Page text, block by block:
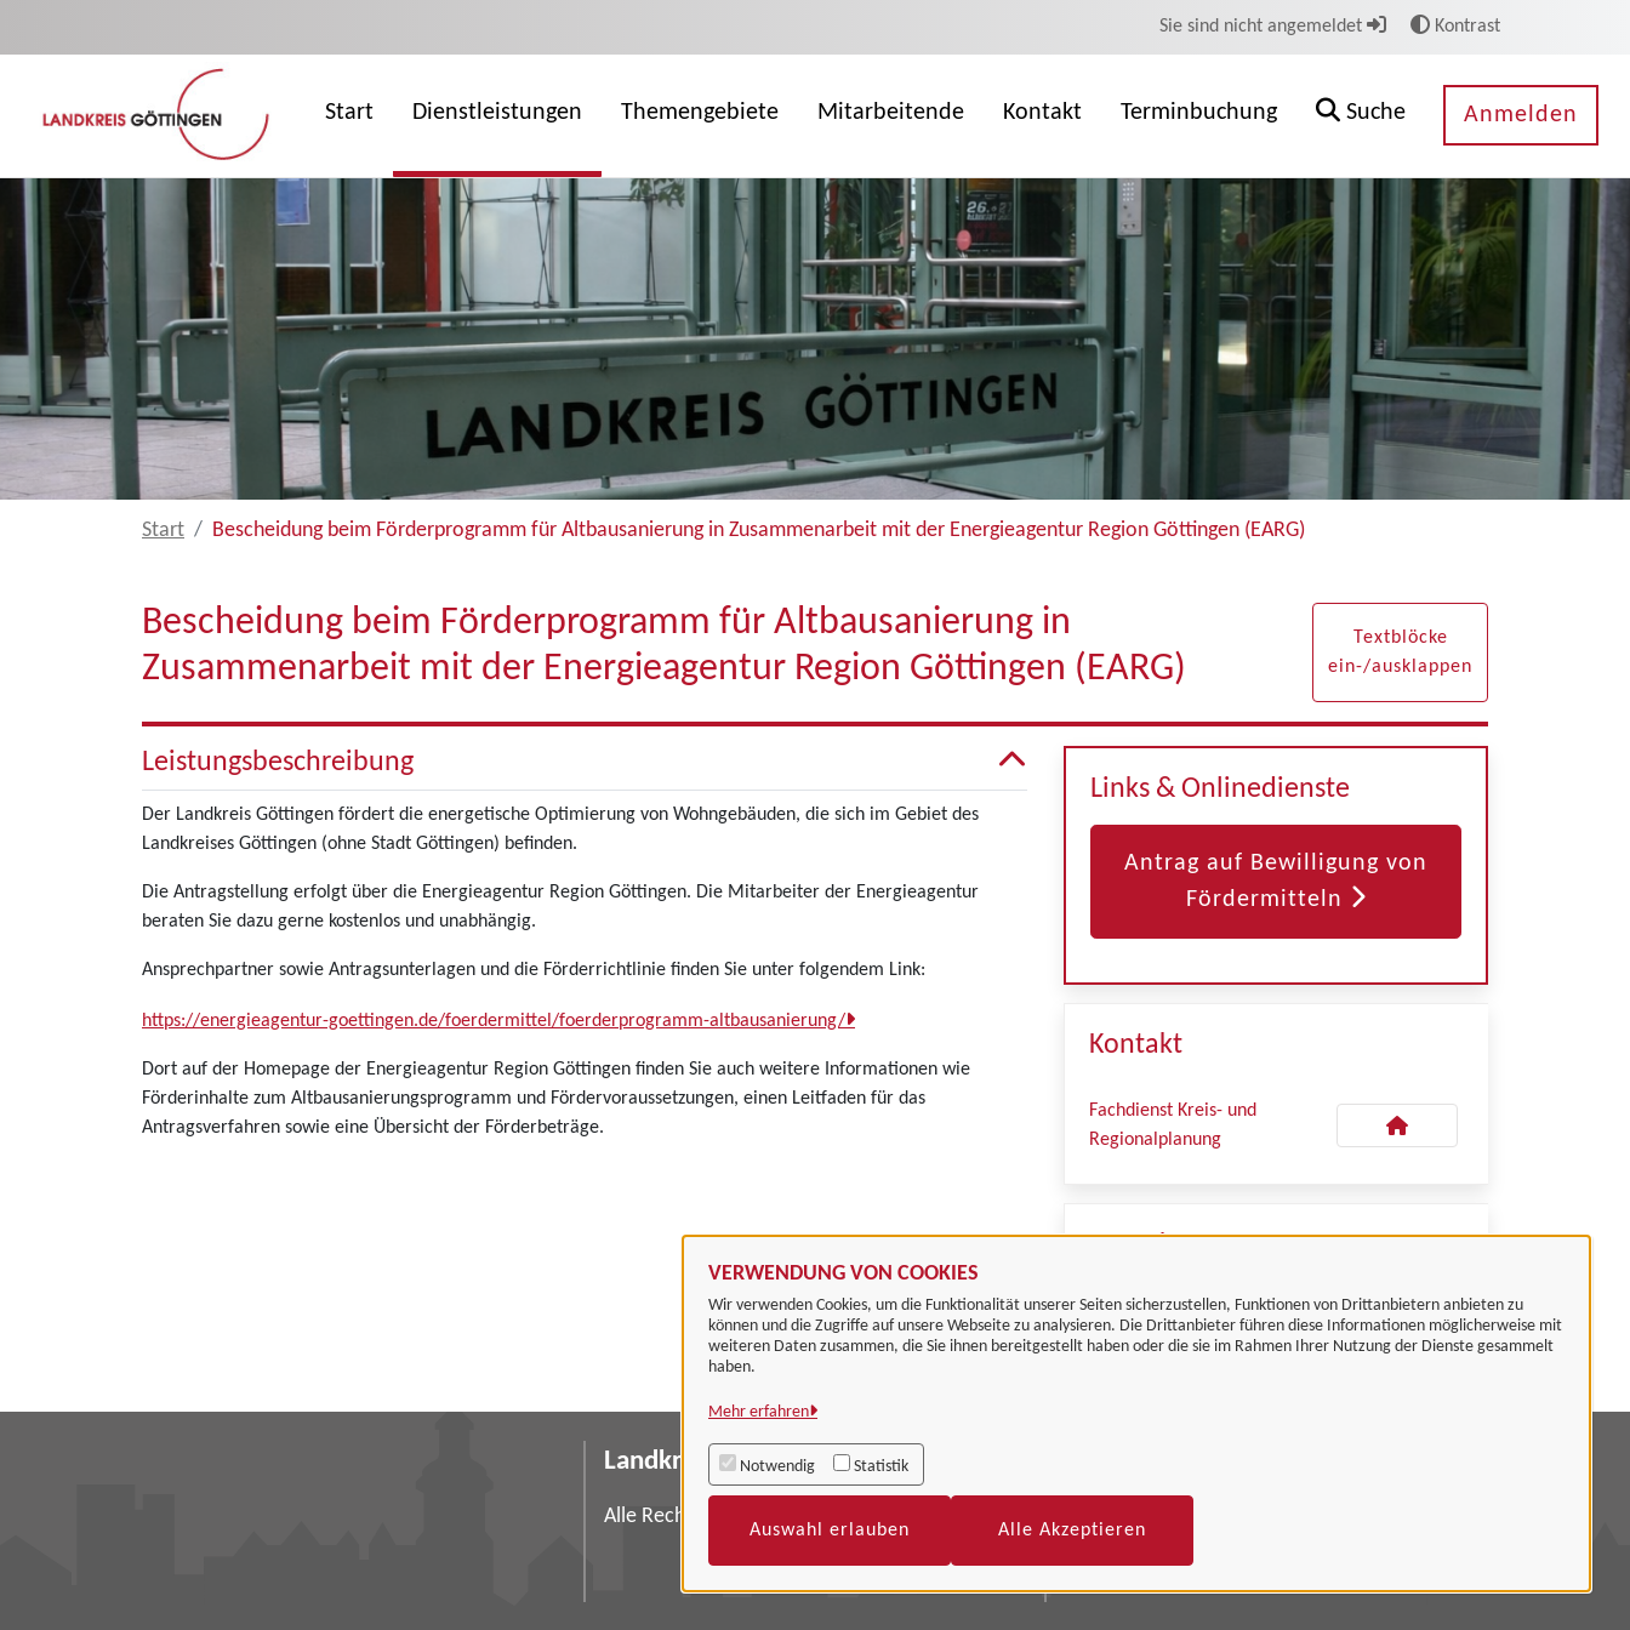
VERWENDUNG VON COOKIES
Wir verwenden Cookies, um die Funktionalität unserer Seiten sicherzustellen, Funktionen von Drittanbietern anbieten zu
können und die Zugriffe auf unsere Webseite zu analysieren. Die Drittanbieter führen diese Informationen möglicherweise mit
weiteren Daten zusammen, die Sie ihnen bereitgestellt haben oder die sie im Rahmen Ihrer Nutzung der Dienste gesammelt
haben.
Mehr erfahren
Notwendig Statistik
Auswahl erlauben Alle Akzeptieren
Sie sind nicht angemeldet Kontrast
Start Dienstleistungen Themengebiete Mitarbeitende Kontakt Terminbuchung Suche Anmelden
Start Bescheidung beim Förderprogramm für Altbausanierung in Zusammenarbeit mit der Energieagentur Region Göttingen (EARG)
Bescheidung beim Förderprogramm für Altbausanierung in
Zusammenarbeit mit der Energieagentur Region Göttingen (EARG)
Textblöcke
ein-/ausklappen
Leistungsbeschreibung
Der Landkreis Göttingen fördert die energetische Optimierung von Wohngebäuden, die sich im Gebiet des
Landkreises Göttingen (ohne Stadt Göttingen) befinden.
Die Antragstellung erfolgt über die Energieagentur Region Göttingen. Die Mitarbeiter der Energieagentur
beraten Sie dazu gerne kostenlos und unabhängig.
Ansprechpartner sowie Antragsunterlagen und die Förderrichtlinie finden Sie unter folgendem Link:
https://energieagentur-goettingen.de/foerdermittel/foerderprogramm-altbausanierung/
Dort auf der Homepage der Energieagentur Region Göttingen finden Sie auch weitere Informationen wie
Förderinhalte zum Altbausanierungsprogramm und Fördervoraussetzungen, einen Leitfaden für das
Antragsverfahren sowie eine Übersicht der Förderbeträge.
Links & Onlinedienste
Antrag auf Bewilligung von
Fördermitteln
Kontakt
Fachdienst Kreis- und
Regionalplanung
Kontaktpersonen
Frau Rottzoll
Landkreis Göttingen
Alle Rechte vorbehalten
Barrierefreiheit